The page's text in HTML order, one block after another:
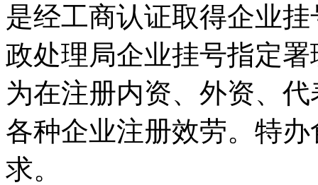
是经工商认证取得企业
政处理局企业挂号指定
为在注册内资、外资、
各种企业注册效劳。特
求。